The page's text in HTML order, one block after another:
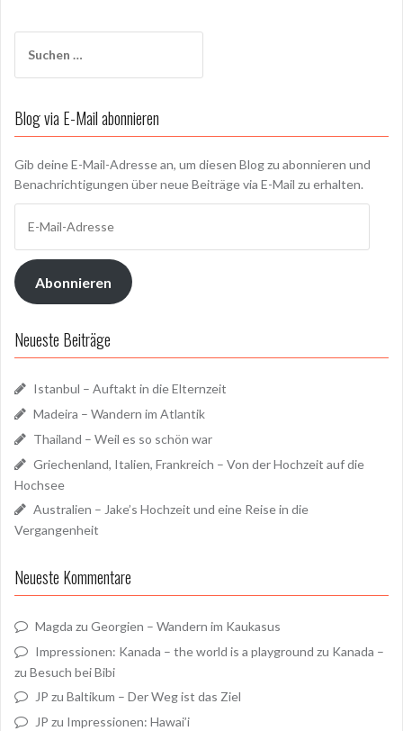
nach:
Blog via E-Mail abonnieren
Gib deine E-Mail-Adresse an, um diesen Blog zu abonnieren und
Benachrichtigungen über neue Beiträge via E-Mail zu erhalten.
Mail-
Adresse
Abonnieren
Neueste Beiträge
Istanbul – Auftakt in die Elternzeit
Madeira – Wandern im Atlantik
Thailand – Weil es so schön war
Griechenland, Italien, Frankreich – Von der Hochzeit auf die
Hochsee
Australien – Jake’s Hochzeit und eine Reise in die
Vergangenheit
Neueste Kommentare
Magda zu Georgien – Wandern im Kaukasus
Impressionen: Kanada – the world is a playground zu Kanada –
zu Besuch bei Bibi
JP zu Baltikum – Der Weg ist das Ziel
JP zu Impressionen: Hawai’i